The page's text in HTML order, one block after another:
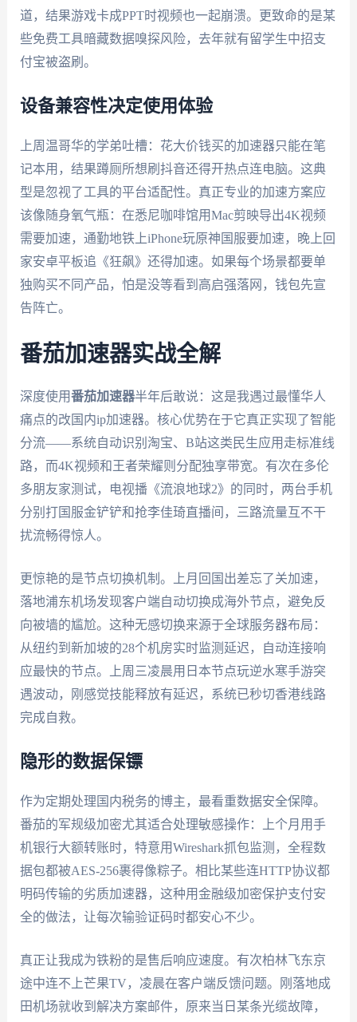
道，结果游戏卡成PPT时视频也一起崩溃。更致命的是某
些免费工具暗藏数据嗅探风险，去年就有留学生中招支
付宝被盗刷。
设备兼容性决定使用体验
上周温哥华的学弟吐槽：花大价钱买的加速器只能在笔
记本用，结果蹲厕所想刷抖音还得开热点连电脑。这典
型是忽视了工具的平台适配性。真正专业的加速方案应
该像随身氧气瓶：在悉尼咖啡馆用Mac剪映导出4K视频
需要加速，通勤地铁上iPhone玩原神国服要加速，晚上回
家安卓平板追《狂飙》还得加速。如果每个场景都要单
独购买不同产品，怕是没等看到高启强落网，钱包先宣
告阵亡。
番茄加速器实战全解
深度使用番茄加速器半年后敢说：这是我遇过最懂华人
痛点的改国内ip加速器。核心优势在于它真正实现了智能
分流——系统自动识别淘宝、B站这类民生应用走标准线
路，而4K视频和王者荣耀则分配独享带宽。有次在多伦
多朋友家测试，电视播《流浪地球2》的同时，两台手机
分别打国服金铲铲和抢李佳琦直播间，三路流量互不干
扰流畅得惊人。
更惊艳的是节点切换机制。上月回国出差忘了关加速，
落地浦东机场发现客户端自动切换成海外节点，避免反
向被墙的尴尬。这种无感切换来源于全球服务器布局：
从纽约到新加坡的28个机房实时监测延迟，自动连接响
应最快的节点。上周三凌晨用日本节点玩逆水寒手游突
遇波动，刚感觉技能释放有延迟，系统已秒切香港线路
完成自救。
隐形的数据保镖
作为定期处理国内税务的博主，最看重数据安全保障。
番茄的军规级加密尤其适合处理敏感操作：上个月用手
机银行大额转账时，特意用Wireshark抓包监测，全程数
据包都被AES-256裹得像粽子。相比某些连HTTP协议都
明码传输的劣质加速器，这种用金融级加密保护支付安
全的做法，让每次输验证码时都安心不少。
真正让我成为铁粉的是售后响应速度。有次柏林飞东京
途中连不上芒果TV，凌晨在客户端反馈问题。刚落地成
田机场就收到解决方案邮件，原来当日某条光缆故障，